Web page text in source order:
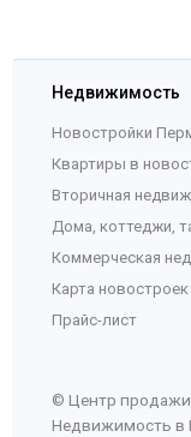
Недвижимость
Новостройки
Квартиры в
Вторичная
Дома, коттеджи,
Коммерческая
Карта новостроек
Прайс-лист
© Центр
Недвижимость в